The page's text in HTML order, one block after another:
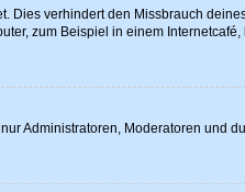
Dies verhindert den Missbrauch
zum Beispiel in einem
Administratoren, Moderatoren und